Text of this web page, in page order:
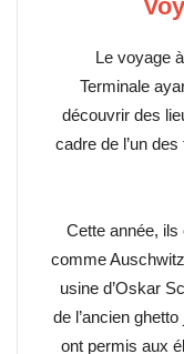
Le voyage
Terminale
découvrir des
cadre de l’un
Cette année,
comme
usine d’Oskar
de l’ancien
ont permis aux